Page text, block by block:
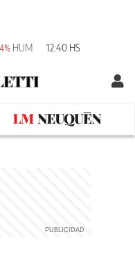
HUM 12:40 HS